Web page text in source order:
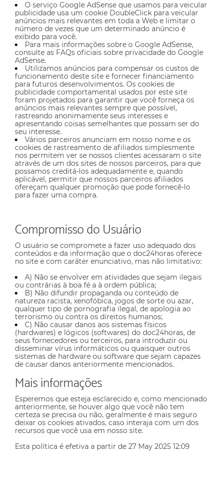
O serviço Google AdSense que usamos para veicular
publicidade usa um cookie DoubleClick para veicular
anúncios mais relevantes em toda a Web e limitar o
número de vezes que um determinado anúncio é
exibido para você.
Para mais informações sobre o Google AdSense,
consulte as FAQs oficiais sobre privacidade do Google
AdSense.
Utilizamos anúncios para compensar os custos de
funcionamento deste site e fornecer financiamento
para futuros desenvolvimentos. Os cookies de
publicidade comportamental usados ​​por este site
foram projetados para garantir que você forneça os
anúncios mais relevantes sempre que possível,
rastreando anonimamente seus interesses e
apresentando coisas semelhantes que possam ser do
seu interesse.
Vários parceiros anunciam em nosso nome e os
cookies de rastreamento de afiliados simplesmente
nos permitem ver se nossos clientes acessaram o site
através de um dos sites de nossos parceiros, para que
possamos creditá-los adequadamente e, quando
aplicável, permitir que nossos parceiros afiliados
ofereçam qualquer promoção que pode fornecê-lo
para fazer uma compra.
Compromisso do Usuário
O usuário se compromete a fazer uso adequado dos
conteúdos e da informação que o doc24horas oferece
no site e com caráter enunciativo, mas não limitativo:
A) Não se envolver em atividades que sejam ilegais
ou contrárias à boa fé a à ordem pública;
B) Não difundir propaganda ou conteúdo de
natureza racista, xenofóbica, jogos de sorte ou azar,
qualquer tipo de pornografia ilegal, de apologia ao
terrorismo ou contra os direitos humanos;
C) Não causar danos aos sistemas físicos
(hardwares) e lógicos (softwares) do doc24horas, de
seus fornecedores ou terceiros, para introduzir ou
disseminar vírus informáticos ou quaisquer outros
sistemas de hardware ou software que sejam capazes
de causar danos anteriormente mencionados.
Mais informações
Esperemos que esteja esclarecido e, como mencionado
anteriormente, se houver algo que você não tem
certeza se precisa ou não, geralmente é mais seguro
deixar os cookies ativados, caso interaja com um dos
recursos que você usa em nosso site.
Esta política é efetiva a partir de 27 May 2025 12:09